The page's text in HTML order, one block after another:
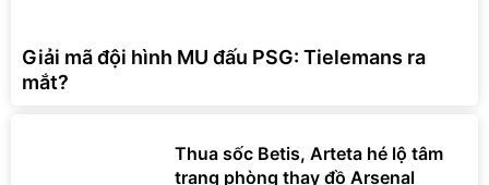
Giải mã đội hình MU đấu PSG: Tielemans ra
mắt?
Thua sốc Betis, Arteta hé lộ tâm
trạng phòng thay đồ Arsenal